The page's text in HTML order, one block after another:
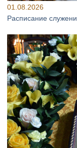
01.08.2026
Расписание